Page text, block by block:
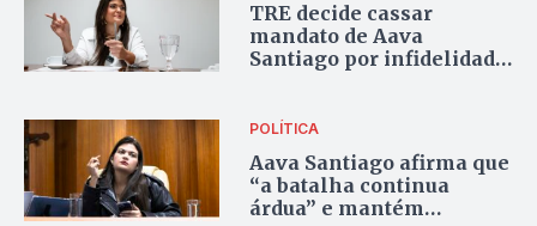
TRE decide cassar
mandato de Aava
Santiago por infidelidade
POLÍTICA
Aava Santiago afirma que
“a batalha continua
árdua” e mantém